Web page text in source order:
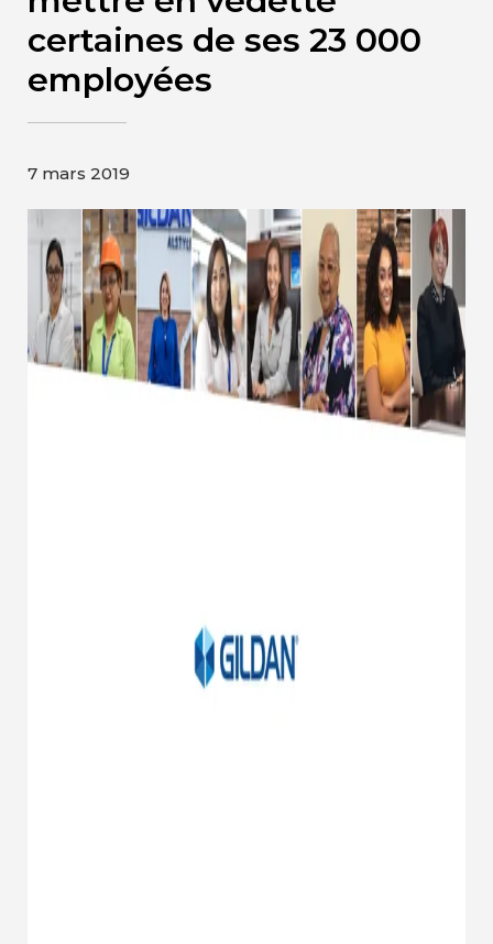
Contact
Page d’accueil de Gildan et
certaines de ses 23 000
employées
7 mars 2019